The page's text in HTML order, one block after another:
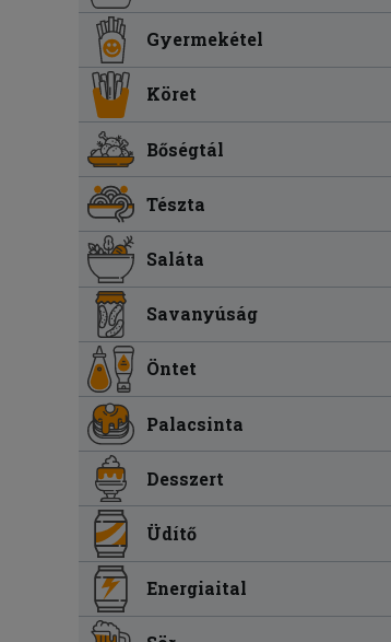
Gyermekétel
Köret
Bőségtál
Tészta
Saláta
Savanyúság
Öntet
Palacsinta
Desszert
Üdítő
Energiaital